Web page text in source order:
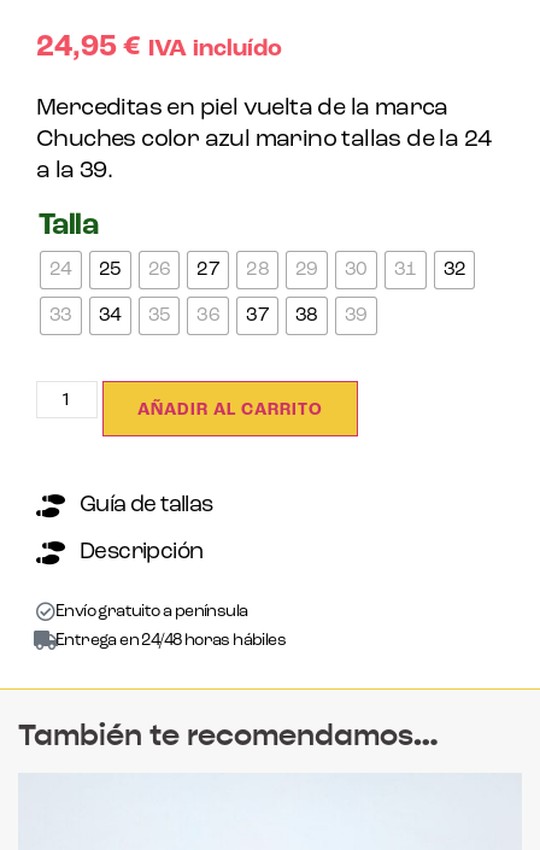
24,95 € IVA incluído
Merceditas en piel vuelta de la marca
Chuches color azul marino tallas de la 24
a la 39.
Talla
24 25 26 27 28 29 30 31 32
33 34 35 36 37 38 39
AÑADIR AL CARRITO
Guía de tallas
Descripción
Envío gratuito a península
Entrega en 24/48 horas hábiles
También te recomendamos…